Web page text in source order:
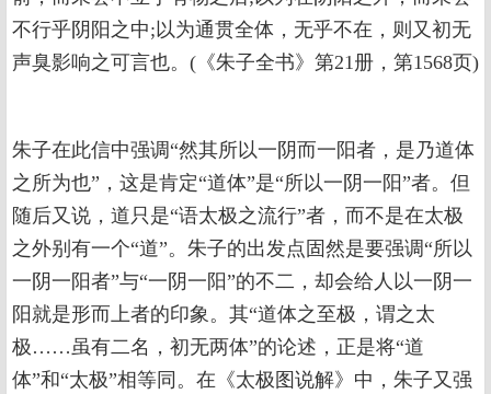
不行乎阴阳之中;以为通贯全体，无乎不在，则又初无
声臭影响之可言也。(《朱子全书》第21册，第1568页)
朱子在此信中强调“然其所以一阴而一阳者，是乃道体
之所为也”，这是肯定“道体”是“所以一阴一阳”者。但
随后又说，道只是“语太极之流行”者，而不是在太极
之外别有一个“道”。朱子的出发点固然是要强调“所以
一阴一阳者”与“一阴一阳”的不二，却会给人以一阴一
阳就是形而上者的印象。其“道体之至极，谓之太
极……虽有二名，初无两体”的论述，正是将“道
体”和“太极”相等同。在《太极图说解》中，朱子又强